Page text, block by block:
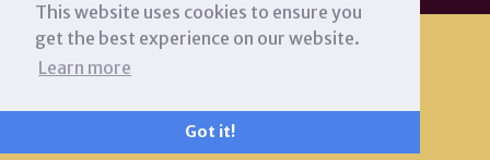
This website uses cookies to ensure you
get the best experience on our website.
Learn more
Got it!